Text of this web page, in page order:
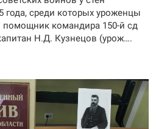
года, среди которых уроженцы
помощник командира 150-й сд
Н.Д. Кузнецов (урож….